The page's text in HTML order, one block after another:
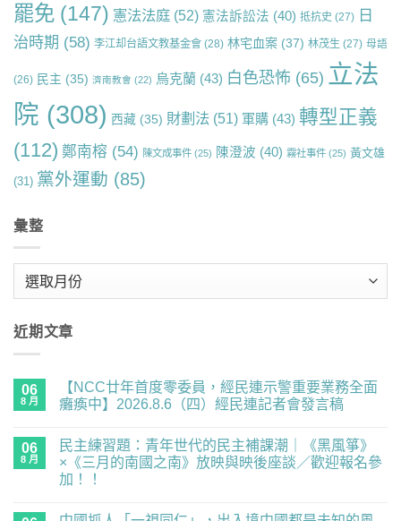
罷免 (147) 憲法法庭 (52) 憲法訴訟法 (40) 抵抗史 (27) 日
治時期 (58) 李江却台語文教基金會 (28) 林宅血案 (37) 林茂生 (27) 母語
(26) 民主 (35) 濟南教會 (22) 烏克蘭 (43) 白色恐怖 (65) 立法
院 (308) 西藏 (35) 財劃法 (51) 軍購 (43) 轉型正義
(112) 鄭南榕 (54) 陳文成事件 (25) 陳澄波 (40) 霧社事件 (25) 黃文雄
(31) 黨外運動 (85)
彙整
近期文章
06
8 月
【NCC廿年首度零委員，經民連示警重要業務全面
癱瘓中】2026.8.6（四）經民連記者會發言稿
廿
首
度
員，
留
言
06
8 月
民主練習題：青年世代的民主補課潮｜《黑風箏》
×《三月的南國之南》放映與映後座談／歡迎報名參
加！！